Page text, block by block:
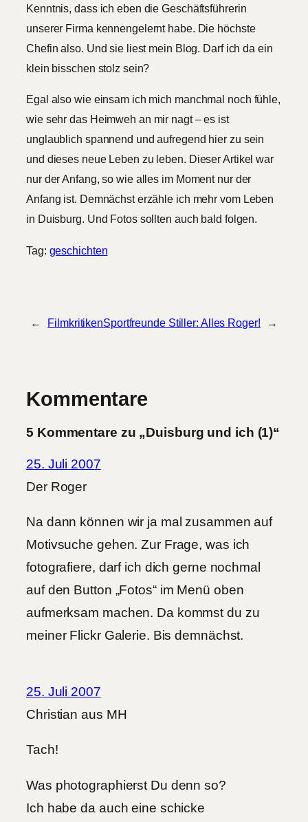
Kenntnis, dass ich eben die Geschäftsführerin
unserer Firma kennengelernt habe. Die höchste
Chefin also. Und sie liest mein Blog. Darf ich da ein
klein bisschen stolz sein?
Egal also wie einsam ich mich manchmal noch fühle,
wie sehr das Heimweh an mir nagt – es ist
unglaublich spannend und aufregend hier zu sein
und dieses neue Leben zu leben. Dieser Artikel war
nur der Anfang, so wie alles im Moment nur der
Anfang ist. Demnächst erzähle ich mehr vom Leben
in Duisburg. Und Fotos sollten auch bald folgen.
Tag: geschichten
← FilmkritikenSportfreunde Stiller: Alles Roger! →
Kommentare
5 Kommentare zu „Duisburg und ich (1)“
25. Juli 2007
Der Roger
Na dann können wir ja mal zusammen auf
Motivsuche gehen. Zur Frage, was ich
fotografiere, darf ich dich gerne nochmal
auf den Button „Fotos“ im Menü oben
aufmerksam machen. Da kommst du zu
meiner Flickr Galerie. Bis demnächst.
25. Juli 2007
Christian aus MH
Tach!
Was photographierst Du denn so?
Ich habe da auch eine schicke